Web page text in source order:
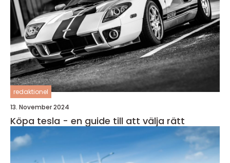
redaktionel
13. November 2024
Köpa tesla - en guide till att välja rätt